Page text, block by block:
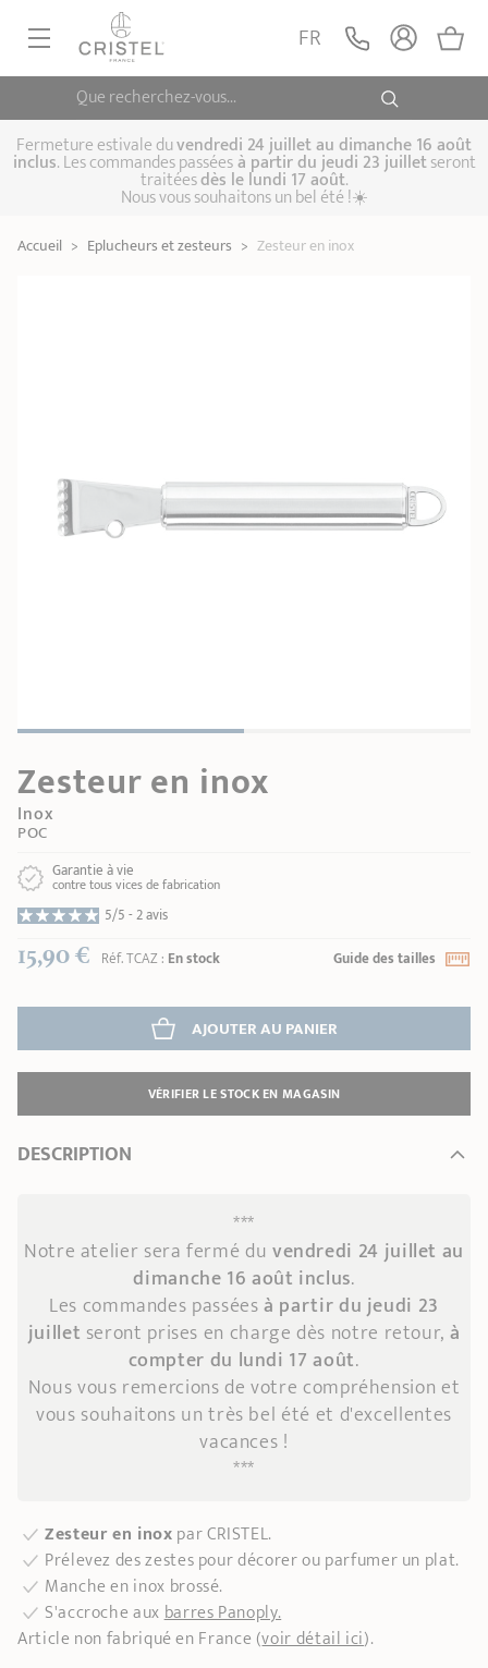
Que recherchez-vous...
FR
GUIDE D'ACHAT
RECETTES & CONSEILS
COLLECTIONS
POINTS DE VENTE
CONTACT
POÊLES, SAUTEUSES
CASSEROLES, FAITOUTS
Casseroles Cocottes, faitouts
CUISSON VAPEUR
Plat à four -
roaster Bains-marie Confitures
Couvercles Poignées et anses Cuisine pratique
Notre sélection Carte cadeau
Fermeture estivale duvendredi 24 juillet au dimanche 16 août
inclus. Les commandes passéesà partir du jeudi 23 juilletseront
traitéesdès le lundi 17 août.
Nous vous souhaitons un bel été !☀️
Accueil > Eplucheurs et zesteurs > Zesteur en inox
Zesteur en inox
Inox
POC
Garantie à vie
contre tous vices de fabrication
5/5 -2 avis
15,90 € Réf.TCAZ: En stock Guide des tailles
AJOUTER AU PANIER
VÉRIFIER LE STOCK EN MAGASIN
DESCRIPTION
***
Notre atelier sera fermé du vendredi 24 juillet au
dimanche 16 août inclus.
Les commandes passéesà partir du jeudi 23
juillet seront prises en charge dès notre retour, à
compter du lundi 17 août.
Nous vous remercions de votre compréhension et
vous souhaitons un très bel été et d'excellentes
vacances !
***
Zesteur en inoxpar CRISTEL.
Prélevez des zestes pour décorer ou parfumer un plat.
Manche en inox brossé.
S'accroche auxbarres Panoply.
Article non fabriqué en France (voir détail ici).
Zesteur en inox
POC 15,90 € AJOUTER